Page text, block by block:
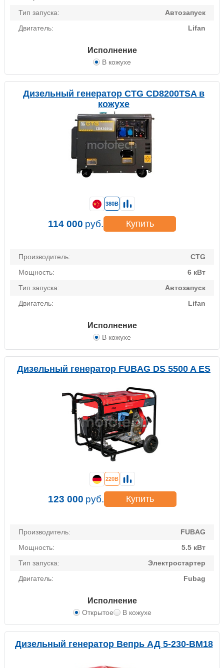
Тип запуска:
Автозапуск
Двигатель:
Lifan
Исполнение
В кожухе
Дизельный генератор CTG CD8200TSA в
кожухе
Производитель:
CTG
Мощность:
6 кВт
Тип запуска:
Автозапуск
Двигатель:
Lifan
Исполнение
В кожухе
380В
114 000 руб. Купить
Дизельный генератор FUBAG DS 5500 A ES
Производитель:
FUBAG
Мощность:
5.5 кВт
Тип запуска:
Электростартер
Двигатель:
Fubag
Исполнение
Открытое В кожухе
220В
123 000 руб. Купить
Дизельный генератор Вепрь АД 5-230-ВМ18